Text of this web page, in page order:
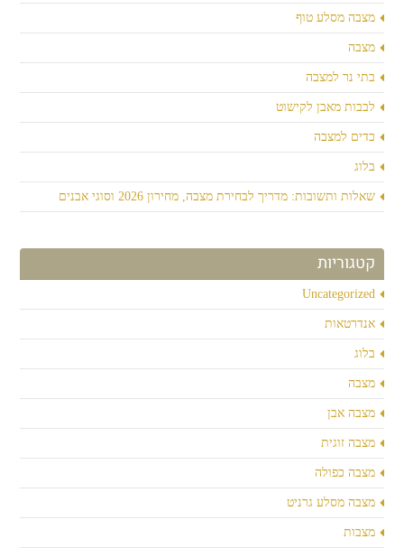
מצבה מסלע טוף
מצבה
בתי נר למצבה
לבבות מאבן לקישוט
כדים למצבה
בלוג
שאלות ותשובות: מדריך לבחירת מצבה, מחירון 2026 וסוגי אבנים
קטגוריות
Uncategorized
אנדרטאות
בלוג
מצבה
מצבה אבן
מצבה זוגית
מצבה כפולה
מצבה מסלע גרניט
מצבות